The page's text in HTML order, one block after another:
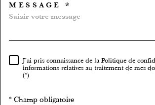
MESSAGE *
RÈGLEMENTATION
J'ai pris connaissance de la Politique de
informations relatives au traitement de mes
(*)
* Champ obligatoire